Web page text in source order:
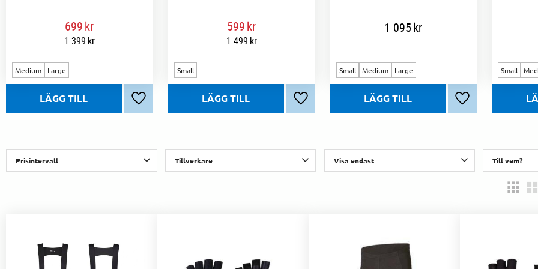
699kr
1 399kr
Lägg till i favoriter
Medium Large
599kr
1 499kr
Lägg till i favoriter
Small
1 095kr
Lägg till i
Small Medium Large Small
Prisintervall Tillverkare Visa endast Till vem?
Dam